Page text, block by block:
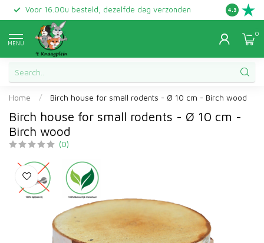
Voor 16.00u besteld, dezelfde dag verzonden Gratis
4.3
MENU
0
Home / Birch house for small rodents - Ø 10 cm - Birch wood
Birch house for small rodents - Ø 10 cm -
Birch wood
(0)